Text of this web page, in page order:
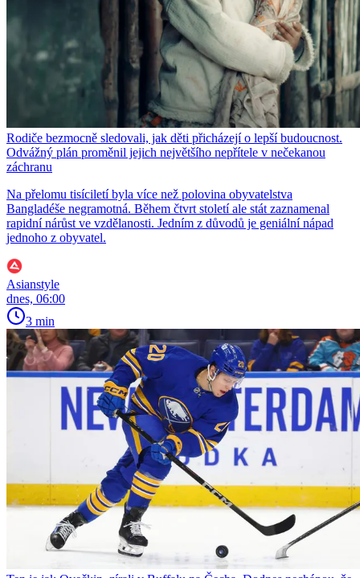
Rodiče bezmocně sledovali, jak děti přicházejí o lepší budoucnost.
Odvážný plán proměnil jejich největšího nepřítele v nečekanou
záchranu
Na přelomu tisíciletí byla více než polovina obyvatelstva
Bangladéše negramotná. Během čtvrt století ale stát zaznamenal
rapidní nárůst ve vzdělanosti. Jedním z důvodů je geniální nápad
jednoho z obyvatel.
Asianstyle
dnes, 06:00
3 min